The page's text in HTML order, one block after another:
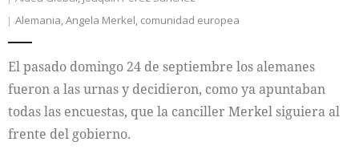
Alemania,Angela Merkel, comunidad europea
El pasado domingo 24 de septiembre los alemanes
fueron a las urnas y decidieron, como ya apuntaban
todas las encuestas, que la canciller Merkel siguiera al
frente del gobierno.